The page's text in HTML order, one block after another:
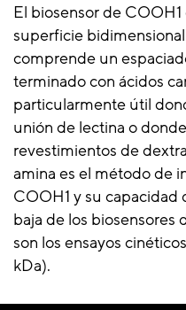
El biosensor de
superficie
comprende un
terminado con ácidos
particularmente útil
unión de lectina o
revestimientos de
amina es el método de
COOH1 y su capacidad
baja de los biosensores
son los ensayos
kDa).